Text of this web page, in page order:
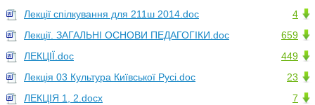
4
Лекції спілкування для 211ш 2014.doc
659
Лекції. ЗАГАЛЬНІ ОСНОВИ ПЕДАГОГІКИ.doc
449
ЛЕКЦІЇ.doc
23
Лекція 03 Культура Київської Русі.doc
7
ЛЕКЦІЯ 1, 2.docx